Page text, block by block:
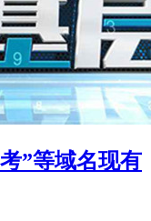
”等域名现有